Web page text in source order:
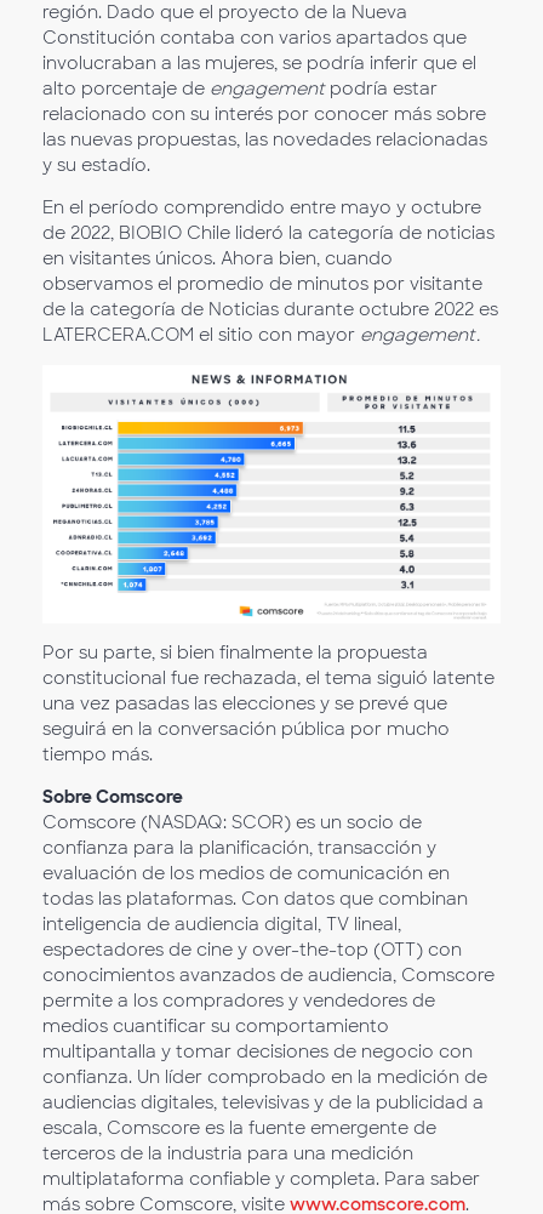
región. Dado que el proyecto de la Nueva
Constitución contaba con varios apartados que
involucraban a las mujeres, se podría inferir que el
alto porcentaje de engagementpodría estar
relacionado con su interés por conocer más sobre
las nuevas propuestas, las novedades relacionadas
y su estadío.
En el período comprendido entre mayo y octubre
de 2022, BIOBIO Chile lideró la categoría de noticias
en visitantes únicos. Ahora bien, cuando
observamos el promedio de minutos por visitante
de la categoría de Noticias durante octubre 2022 es
LATERCERA.COM el sitio con mayor engagement.
Por su parte, si bien finalmente la propuesta
constitucional fue rechazada, el tema siguió latente
una vez pasadas las elecciones y se prevé que
seguirá en la conversación pública por mucho
tiempo más.
Sobre Comscore
Comscore (NASDAQ: SCOR) es un socio de
confianza para la planificación, transacción y
evaluación de los medios de comunicación en
todas las plataformas. Con datos que combinan
inteligencia de audiencia digital, TV lineal,
espectadores de cine y over-the-top (OTT) con
conocimientos avanzados de audiencia, Comscore
permite a los compradores y vendedores de
medios cuantificar su comportamiento
multipantalla y tomar decisiones de negocio con
confianza. Un líder comprobado en la medición de
audiencias digitales, televisivas y de la publicidad a
escala, Comscore es la fuente emergente de
terceros de la industria para una medición
multiplataforma confiable y completa. Para saber
más sobre Comscore, visite www.comscore.com.